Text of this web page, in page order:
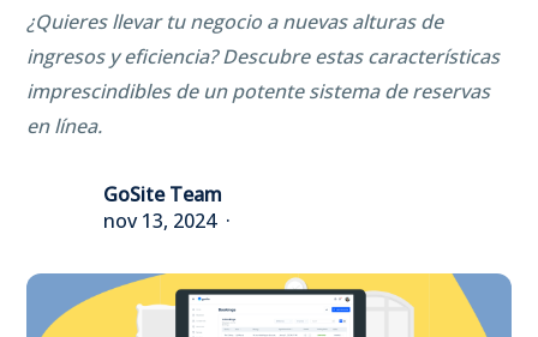
¿Quieres llevar tu negocio a nuevas alturas de
ingresos y eficiencia? Descubre estas características
imprescindibles de un potente sistema de reservas
en línea.
GoSite Team
nov 13, 2024